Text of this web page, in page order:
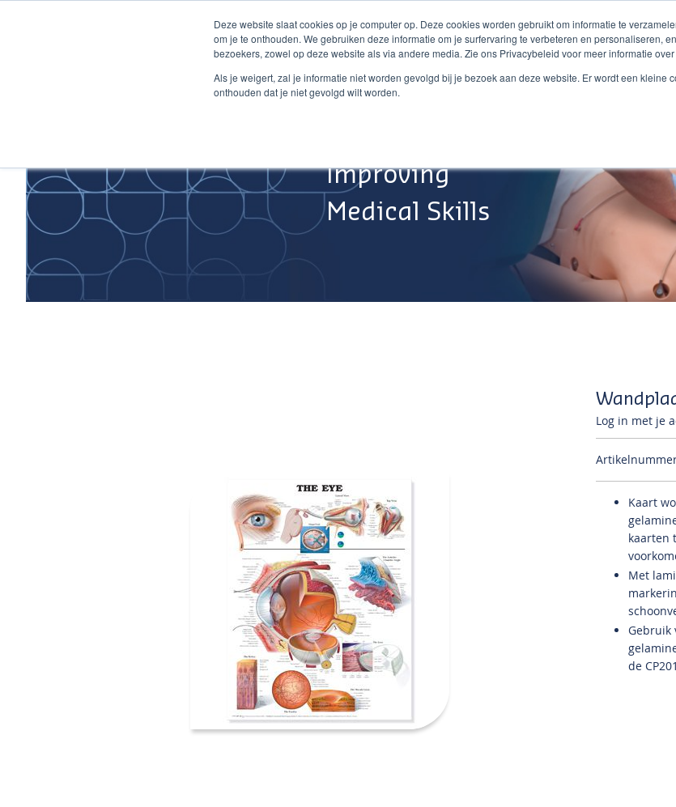
Deze website slaat cookies op je computer op. Deze cookies worden gebruikt om informatie te
om je te onthouden. We gebruiken deze informatie om je surfervaring te verbeteren en personaliseren,
bezoekers, zowel op deze website als via andere media. Zie ons Privacybeleid voor meer informatie
Als je weigert, zal je informatie niet worden gevolgd bij je bezoek aan deze website. Er wordt een kleine
onthouden dat je niet gevolgd wilt worden.
Improving
Medical Skills
Log in met je
Kaart
kaarten
Met
Gebruik
de